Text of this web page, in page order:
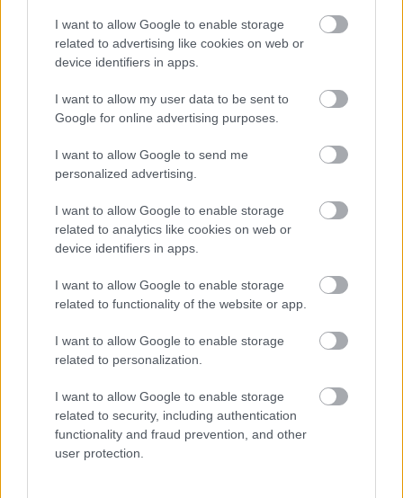
I want to allow Google to enable storage
related to advertising like cookies on web or
device identifiers in apps.
I want to allow my user data to be sent to
Google for online advertising purposes.
I want to allow Google to send me
personalized advertising.
I want to allow Google to enable storage
related to analytics like cookies on web or
device identifiers in apps.
I want to allow Google to enable storage
related to functionality of the website or app.
I want to allow Google to enable storage
related to personalization.
I want to allow Google to enable storage
related to security, including authentication
functionality and fraud prevention, and other
user protection.
Liverpool altyapısında yetişen
genç yıldız, Rizespor gibi sezona
Mauro Icardi
Derbi deyince akla hemen onun adı geliyor. Galatasaray’ın
süper yıldızı Mauro Icardi, oynadığı tüm derbi maçlarda gol
atma başarısı göstererek bizleri kendine hayran bıraktı.
Yıldız oyuncuyu motive eden bir detay daha olacak. Eğer bu
maçta da gol atmayı başarırsa bir diğer Galatasaray
atan yabancı oyuncu’ unvanını tek başına eline geçirecek ve
bunu 1.5 sezon geçirmeden yapacak.